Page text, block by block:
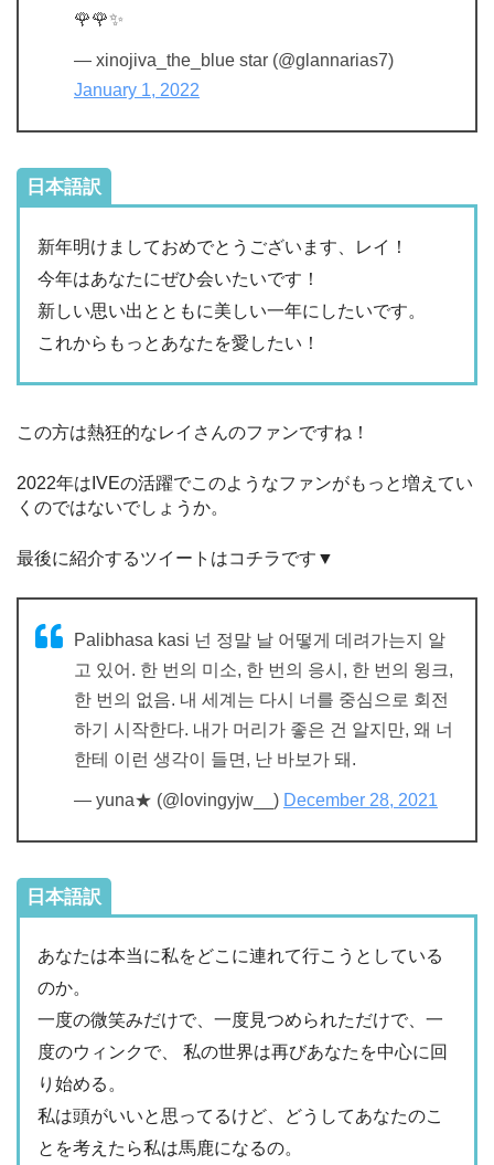
🌹🌹✨
— xinojiva_the_blue star (@glannarias7)
January 1, 2022
日本語訳
新年明けましておめでとうございます、レイ！
今年はあなたにぜひ会いたいです！
新しい思い出とともに美しい一年にしたいです。
これからもっとあなたを愛したい！
この方は熱狂的なレイさんのファンですね！
2022年はIVEの活躍でこのようなファンがもっと増えてい
くのではないでしょうか。
最後に紹介するツイートはコチラです▼
Palibhasa kasi 넌 정말 날 어떻게 데려가는지 알
고 있어. 한 번의 미소, 한 번의 응시, 한 번의 윙크,
한 번의 없음. 내 세계는 다시 너를 중심으로 회전
하기 시작한다. 내가 머리가 좋은 건 알지만, 왜 너
한테 이런 생각이 들면, 난 바보가 돼.
— yuna★ (@lovingyjw__) December 28, 2021
日本語訳
あなたは本当に私をどこに連れて行こうとしている
のか。
一度の微笑みだけで、一度見つめられただけで、一
度のウィンクで、 私の世界は再びあなたを中心に回
り始める。
私は頭がいいと思ってるけど、どうしてあなたのこ
とを考えたら私は馬鹿になるの。